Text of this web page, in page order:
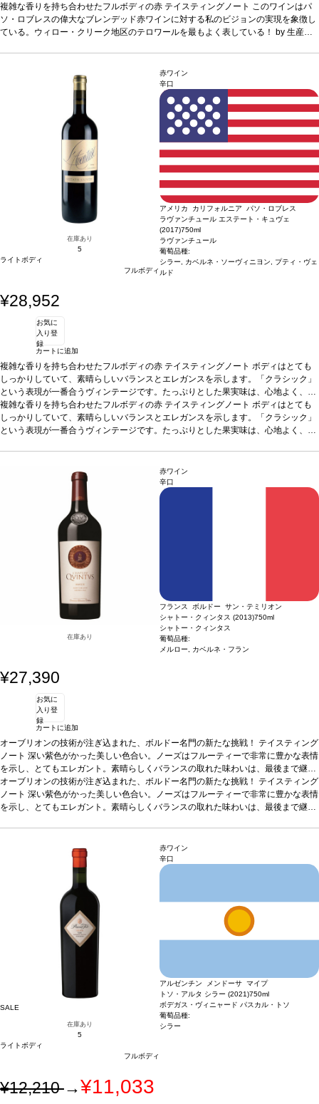
ステファン・アセオ葡萄品種45% シラー、40% カベルネ・ソーヴィニヨン、15%
プティ・ヴェルド
*上記ヴィンテージが在庫切れの場合、価格が同様で在庫があれば自動的に次のヴ
ィンテージに変更されます、ご了承ください。
複雑な香りを持ち合わせたフルボディの赤 テイスティングノート このワインはパ
ソ・ロブレスの偉大なブレンデッド赤ワインに対する私のビジョンの実現を象徴し
ている。ウィロー・クリーク地区のテロワールを最もよく表している！ by 生産者
在庫あり
5
ライトボディ
フルボディ
赤ワイン
辛口
アメリカ カリフォルニア パソ・ロブレス
ラヴァンチュール エステート・キュヴェ
(2017)750ml
ラヴァンチュール
葡萄品種:
シラー, カベルネ・ソーヴィニヨン, プティ・ヴェ
ルド
¥28,952
お気に
入り登
録
カートに追加
複雑な香りを持ち合わせたフルボディの赤 テイスティングノート ボディはとても
しっかりしていて、素晴らしいバランスとエレガンスを示します。「クラシック」
という表現が一番合うヴィンテージです。たっぷりとした果実味は、心地よく、し
っかりとして、とても滑らか。表情豊かで個性的、そして親しみやすさも感じま
す。数年の熟成で、見事に展開することが容易に想像できる逸品です。 by生産者：
ステファン・アセオ葡萄品種49% シラー、30% カベルネ・ソーヴィニヨン、21%
*上記ヴィンテージが在庫切れの場合、価格が同様で在庫があれば自動的に次のヴ
ィンテージに変更されます、ご了承ください。
複雑な香りを持ち合わせたフルボディの赤 テイスティングノート ボディはとても
しっかりしていて、素晴らしいバランスとエレガンスを示します。「クラシック」
という表現が一番合うヴィンテージです。たっぷりとした果実味は、心地よく、し
49% シラー、30% カベルネ・ソーヴィニヨン、21%
在庫あり
赤ワイン
辛口
フランス ボルドー サン・テミリオン
シャトー・クィンタス (2013)750ml
シャトー・クィンタス
葡萄品種:
メルロー, カベルネ・フラン
¥27,390
お気に
入り登
録
カートに追加
オーブリオンの技術が注ぎ込まれた、ボルドー名門の新たな挑戦！ テイスティング
ノート 深い紫色がかった美しい色合い。ノーズはフルーティーで非常に豊かな表情
を示し、とてもエレガント。素晴らしくバランスの取れた味わいは、最後まで継ぎ
目無く続く。タンニンはたっぷりと感じ、とても滑らかで、柔らかい後味へと導か
れる。 葡萄品種80% メルロー、20% カベルネ・フラン
オーブリオンの技術が注ぎ込まれた、ボルドー名門の新たな挑戦！ テイスティング
ノート 深い紫色がかった美しい色合い。ノーズはフルーティーで非常に豊かな表情
を示し、とてもエレガント。素晴らしくバランスの取れた味わいは、最後まで継ぎ
SALE
在庫あり
5
ライトボディ
フルボディ
赤ワイン
辛口
アルゼンチン メンドーサ マイプ
トソ・アルタ シラー (2021)750ml
ボデガス・ヴィニャード パスカル・トソ
葡萄品種:
シラー
¥12,210→¥11,033